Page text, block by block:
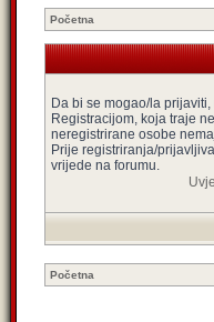
Početna
Da bi se mogao/la
Registracijom, koja traje
neregistrirane osobe
Prije registriranja/
vrijede na forumu.
Početna